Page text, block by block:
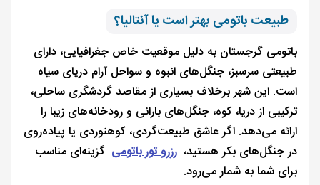
طبیعت باتومی بهتر است یا آنتالیا؟
باتومی گرجستان به دلیل موقعیت خاص جغرافیایی، دارای
طبیعتی سرسبز، جنگل‌های انبوه و سواحل آرام دریای سیاه
است. این شهر برخلاف بسیاری از مقاصد گردشگری ساحلی،
ترکیبی از دریا، کوه، جنگل‌های بارانی و رودخانه‌های زیبا را
ارائه می‌دهد. اگر عاشق طبیعت‌گردی، کوهنوردی یا پیاده‌روی
در جنگل‌های بکر هستید، رزرو تور باتومی گزینه‌ای مناسب
برای شما به شمار می‌رود.